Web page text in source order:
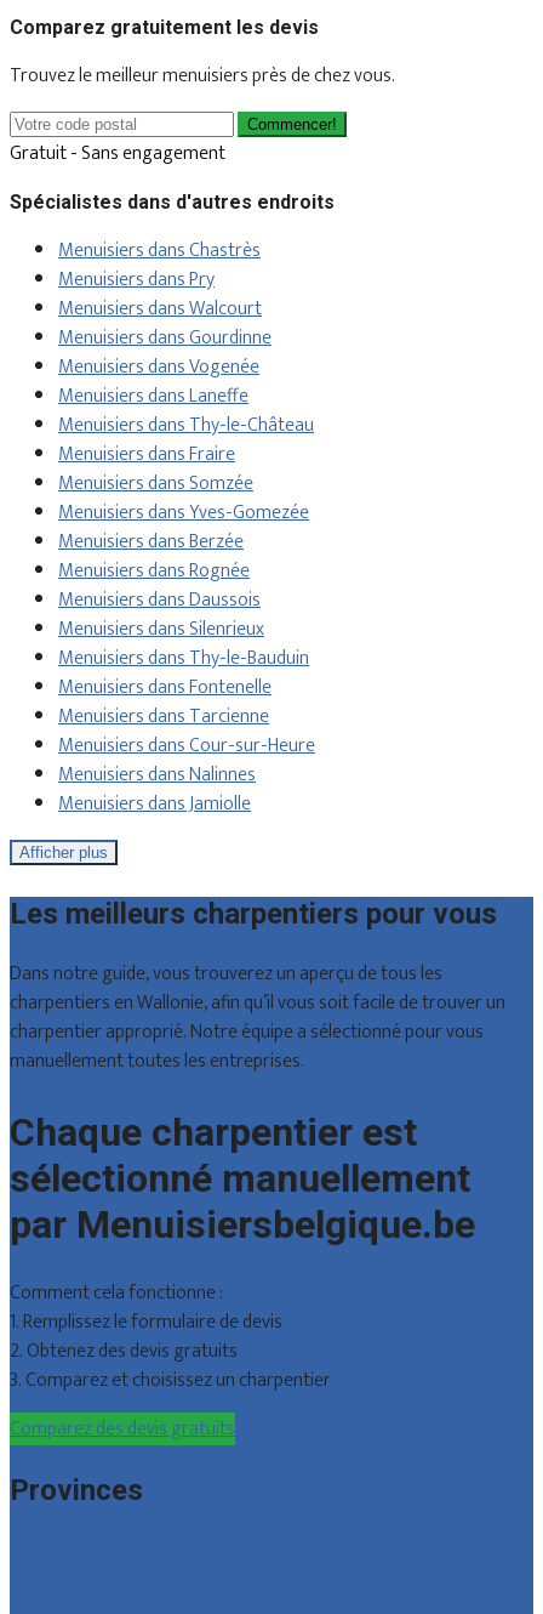
Comparez gratuitement les devis
Trouvez le meilleur menuisiers près de chez vous.
Commencer!
Gratuit - Sans engagement
Spécialistes dans d'autres endroits
Menuisiers dans Chastrès
Menuisiers dans Pry
Menuisiers dans Walcourt
Menuisiers dans Gourdinne
Menuisiers dans Vogenée
Menuisiers dans Laneffe
Menuisiers dans Thy-le-Château
Menuisiers dans Fraire
Menuisiers dans Somzée
Menuisiers dans Yves-Gomezée
Menuisiers dans Berzée
Menuisiers dans Rognée
Menuisiers dans Daussois
Menuisiers dans Silenrieux
Menuisiers dans Thy-le-Bauduin
Menuisiers dans Fontenelle
Menuisiers dans Tarcienne
Menuisiers dans Cour-sur-Heure
Menuisiers dans Nalinnes
Menuisiers dans Jamiolle
Afficher plus
Les meilleurs charpentiers pour vous
Dans notre guide, vous trouverez un aperçu de tous les
charpentiers en Wallonie, afin qu’il vous soit facile de trouver un
charpentier approprié. Notre équipe a sélectionné pour vous
manuellement toutes les entreprises.
Chaque charpentier est
sélectionné manuellement
par Menuisiersbelgique.be
Comment cela fonctionne :
1. Remplissez le formulaire de devis
2. Obtenez des devis gratuits
3. Comparez et choisissez un charpentier
Comparez des devis gratuits
Provinces